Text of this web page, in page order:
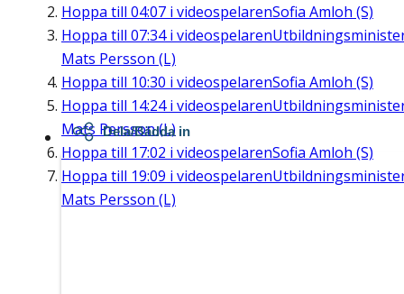
Hoppa till 04:07 i videospelarenSofia Amloh (S)
Hoppa till 07:34i videospelaren
Mats Persson (L)
Hoppa till 10:30 i videospelarenSofia Amloh (S)
Hoppa till 14:24i videospelaren
Mats Persson (L)
Hoppa till 17:02 i videospelarenSofia Amloh (S)
Hoppa till 19:09 i videospelaren
Mats Persson (L)
Dela/Bädda in